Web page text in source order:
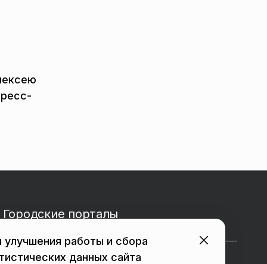
Городские порталы
улучшения работы и сбора
данных сайта